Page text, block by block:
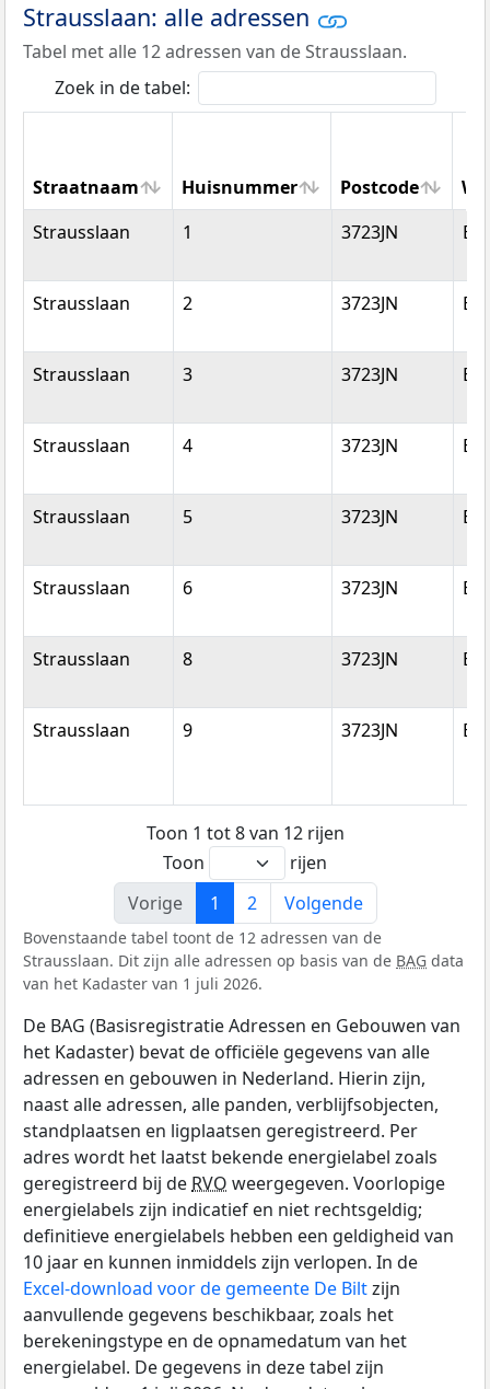
Strausslaan: alle adressen
Tabel met alle 12 adressen van de Strausslaan.
Zoek in de tabel:
Straatnaam Huisnummer Postcode
Straatnaam
Huisnummer Postcode
Strausslaan 1 3723JN
Strausslaan 2 3723JN
Strausslaan 3 3723JN
Strausslaan 4 3723JN
Strausslaan 5 3723JN
Strausslaan 6 3723JN
Strausslaan 8 3723JN
Strausslaan 9 3723JN
Toon 1 tot 8 van 12 rijen
Toon
rijen
Vorige
1 2 Volgende
Bovenstaande tabel toont de 12 adressen van de
Strausslaan. Dit zijn alle adressen op basis van de BAG data
van het Kadaster van 1 juli 2026.
De BAG (Basisregistratie Adressen en Gebouwen van
het Kadaster) bevat de officiële gegevens van alle
adressen en gebouwen in Nederland. Hierin zijn,
naast alle adressen, alle panden, verblijfsobjecten,
standplaatsen en ligplaatsen geregistreerd. Per
adres wordt het laatst bekende energielabel zoals
geregistreerd bij de RVO weergegeven. Voorlopige
energielabels zijn indicatief en niet rechtsgeldig;
definitieve energielabels hebben een geldigheid van
10 jaar en kunnen inmiddels zijn verlopen. In de
Excel-download voor de gemeente De Biltzijn
aanvullende gegevens beschikbaar, zoals het
berekeningstype en de opnamedatum van het
energielabel. De gegevens in deze tabel zijn